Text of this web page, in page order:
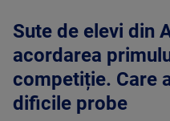
Sute de elevi din
acordarea
competiție. Care
dificile probe